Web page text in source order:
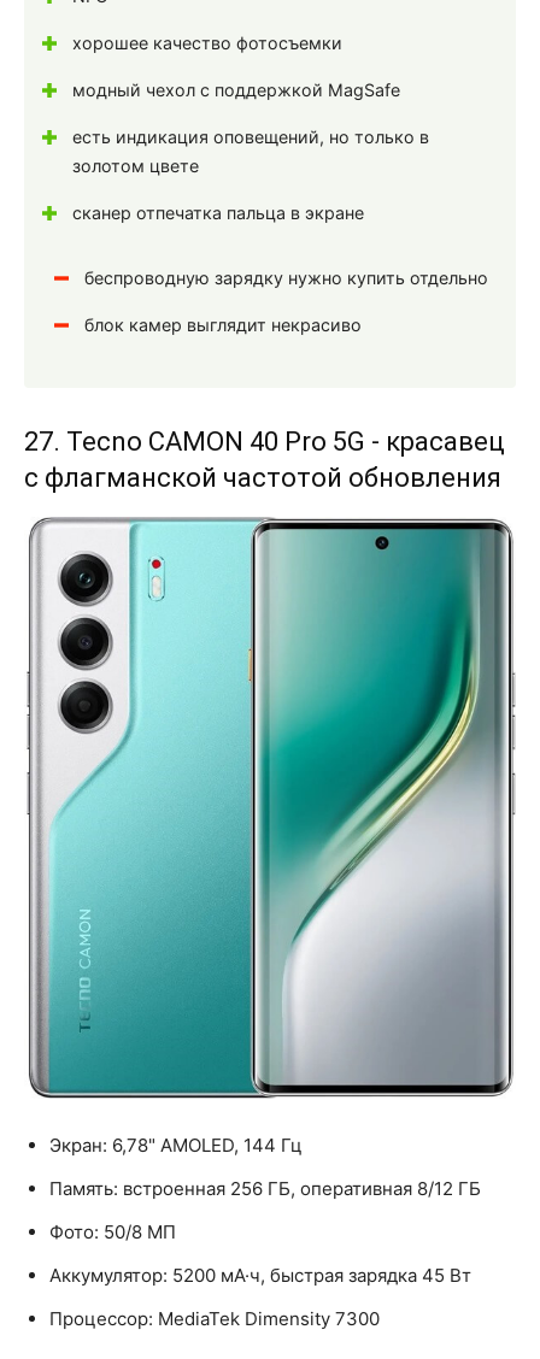
хорошее качество фотосъемки
модный чехол с поддержкой MagSafe
есть индикация оповещений, но только в
золотом цвете
сканер отпечатка пальца в экране
беспроводную зарядку нужно купить отдельно
блок камер выглядит некрасиво
27. Tecno CAMON 40 Pro 5G - красавец
с флагманской частотой обновления
Экран: 6,78" AMOLED, 144 Гц
Память: встроенная 256 ГБ, оперативная 8/12 ГБ
Фото: 50/8 МП
Аккумулятор: 5200 мА·ч, быстрая зарядка 45 Вт
Процессор: MediaTek Dimensity 7300